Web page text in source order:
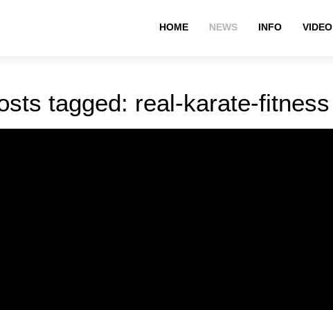
HOME NEWS INFO VIDEO
tagged: real-karate-fitness